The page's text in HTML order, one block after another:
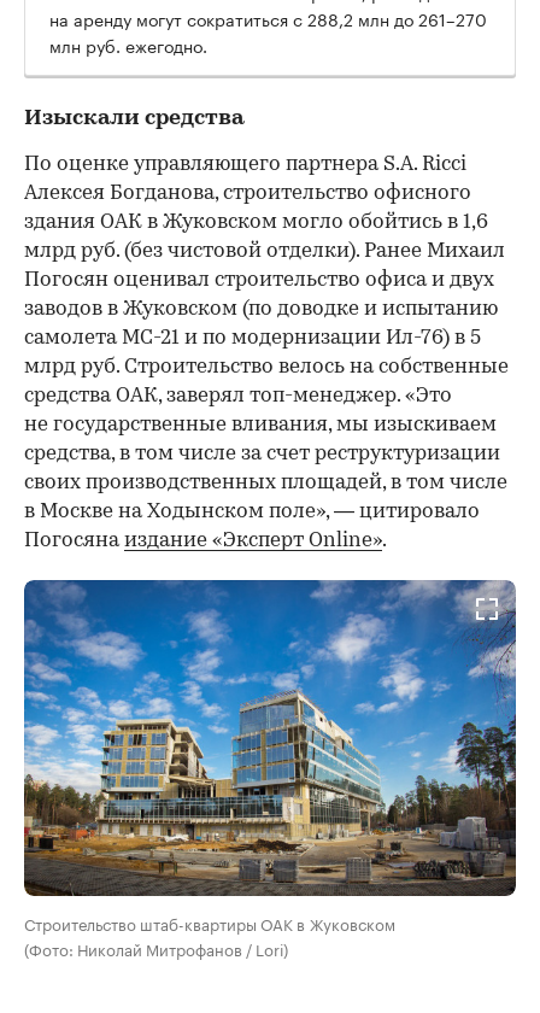
на аренду могут сократиться с 288,2 млн до 261–270
млн руб. ежегодно.
Изыскали средства
По оценке управляющего партнера S.A. Ricci
Алексея Богданова, строительство офисного
здания ОАК в Жуковском могло обойтись в 1,6
млрд руб. (без чистовой отделки). Ранее Михаил
Погосян оценивал строительство офиса и двух
заводов в Жуковском (по доводке и испытанию
самолета МС-21 и по модернизации Ил-76) в 5
млрд руб. Строительство велось на собственные
средства ОАК, заверял топ-менеджер. «Это
не государственные вливания, мы изыскиваем
средства, в том числе за счет реструктуризации
своих производственных площадей, в том числе
в Москве на Ходынском поле», — цитировало
Погосянаиздание «Эксперт Online».
Строительство штаб-квартиры ОАК в Жуковском
(Фото: Николай Митрофанов / Lori)